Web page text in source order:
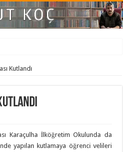
Kutlandı
Karaçulha İlköğretim Okulunda da
yapılan kutlamaya öğrenci velileri